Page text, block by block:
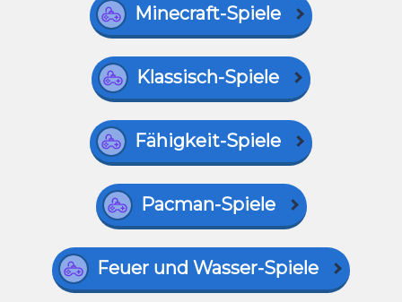
Minecraft-Spiele
Klassisch-Spiele
Fähigkeit-Spiele
Pacman-Spiele
Feuer und Wasser-Spiele